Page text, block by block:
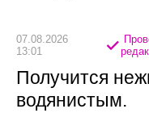
07.08.2026
13:01
Получится
водянистым.